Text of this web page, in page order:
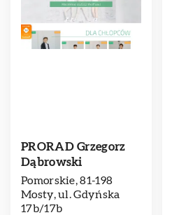
PRORAD Grzegorz
Dąbrowski
Pomorskie, 81-198
Mosty, ul. Gdyńska
17b/17b